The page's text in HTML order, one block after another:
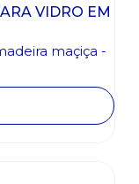
VIDRO EM
maçiça -